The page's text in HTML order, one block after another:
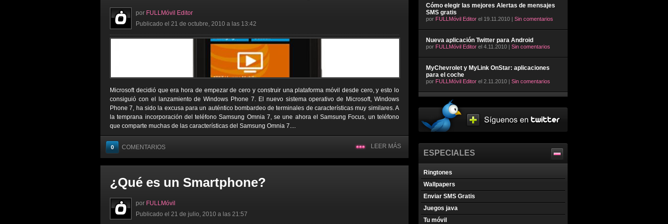
por FULLMóvil Editor
Publicado el 21 de octubre, 2010 a las 13:42
Microsoft decidió que era hora de empezar de cero y construir una plataforma móvil desde cero, y esto lo
consiguió con el lanzamiento de Windows Phone 7. El nuevo sistema operativo de Microsoft, Windows
Phone 7, ha sido la excusa para un auténtico bombardeo de terminales de características muy similares. A
la temprana incorporación del teléfono Samsung Omnia 7, se une ahora el Samsung Focus, un teléfono
que comparte muchas de las características del Samsung Omnia 7....
0 COMENTARIOS LEER MÁS
¿Qué es un Smartphone?
por FULLMóvil
Publicado el 21 de julio, 2010 a las 21:57
Cómo elegir las mejores Alertas de mensajes
SMS gratis
por FULLMóvil Editor el 19.11.2010 | Sin comentarios
Nueva aplicación Twitter para Android
por FULLMóvil Editor el 4.11.2010 | Sin comentarios
MyChevrolet y MyLink OnStar: aplicaciones
para el coche
por FULLMóvil Editor el 2.11.2010 | Sin comentarios
ESPECIALES
Ringtones
Wallpapers
Enviar SMS Gratis
Juegos java
Tu móvil